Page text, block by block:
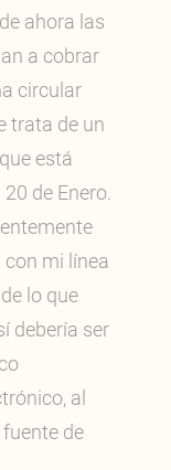
ahora las
a cobrar
circular
trata de un
está
de Enero.
mi línea
lo que
debería ser
al
de